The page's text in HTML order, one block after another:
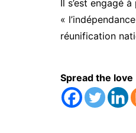
Il s’est engagé
«
réunification
Spread the love